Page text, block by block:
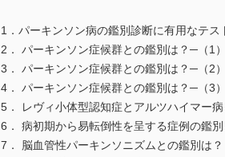
1．パーキンソン病の鑑別診断に有用なテ
2． パーキンソン症候群との鑑別は
3． パーキンソン症候群との鑑別は？─
4． パーキンソン症候群との鑑別は？─
5． レヴィ小体型認知症とアルツハイマー
6． 病初期から易転倒性を呈する症例の
7． 脳血管性パーキンソニズムとの